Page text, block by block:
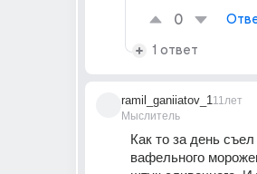
0
1 ответ
ramil_ganiiatov_1
Мыслитель
11лет
Как то за день
вафельного